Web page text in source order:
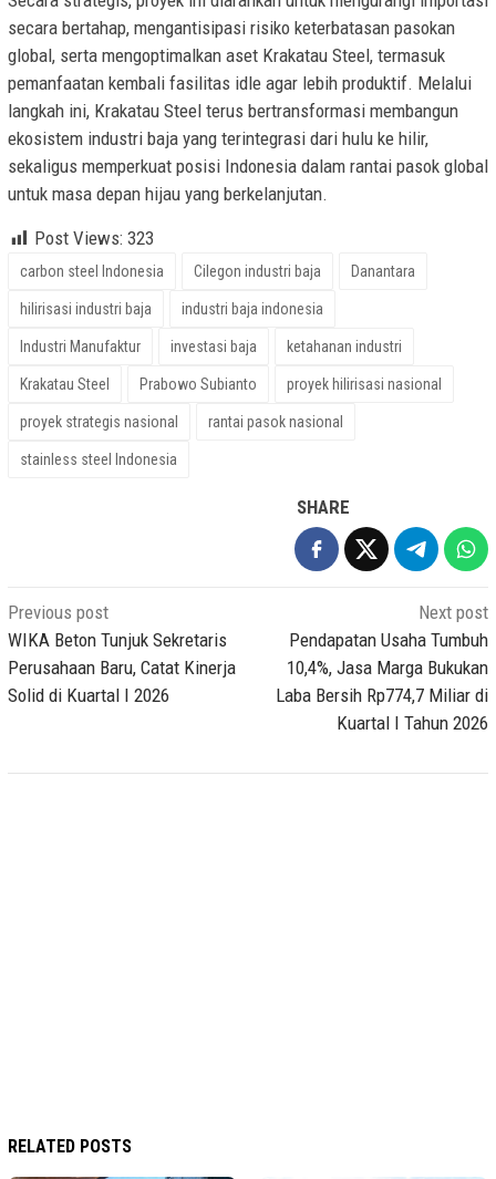
secara bertahap, mengantisipasi risiko keterbatasan pasokan
global, serta mengoptimalkan aset Krakatau Steel, termasuk
pemanfaatan kembali fasilitas idle agar lebih produktif. Melalui
langkah ini, Krakatau Steel terus bertransformasi membangun
ekosistem industri baja yang terintegrasi dari hulu ke hilir,
sekaligus memperkuat posisi Indonesia dalam rantai pasok global
untuk masa depan hijau yang berkelanjutan.
Post Views: 323
carbon steel Indonesia Cilegon industri baja Danantara
hilirisasi industri baja industri baja indonesia
Industri Manufaktur investasi baja ketahanan industri
Krakatau Steel Prabowo Subianto proyek hilirisasi nasional
proyek strategis nasional rantai pasok nasional
stainless steel Indonesia
SHARE
Post
navigation
Previous post
WIKA Beton Tunjuk Sekretaris
Perusahaan Baru, Catat Kinerja
Solid di Kuartal I 2026
Next post
Pendapatan Usaha Tumbuh
10,4%, Jasa Marga Bukukan
Laba Bersih Rp774,7 Miliar di
Kuartal I Tahun 2026
RELATED POSTS